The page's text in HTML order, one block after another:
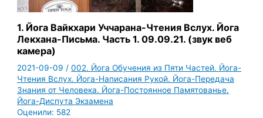
1. Йога Вайкхари Уччарана-Чтения Вслух. Йога
Лекхана-Письма. Часть 1. 09.09.21. (звук веб
камера)
2021-09-09/002. Йога Обучения из Пяти Частей. Йога-
Чтения Вслух. Йога-Написания Рукой. Йога-Передача
Знания от Человека. Йога-Постоянное Памятованье.
Йога-Диспута Экзамена
Оценили: 582